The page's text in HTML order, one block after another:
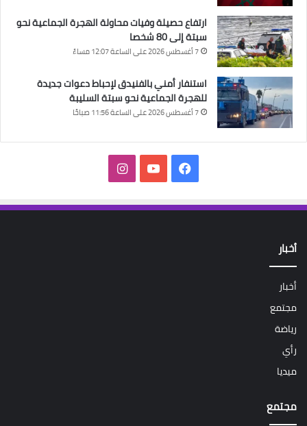
ارتفاع حصيلة وفيات محاولة الهجرة الجماعية نحو
سبتة إلى 80 شخصا
7 أغسطس 2026 على الساعة 12:07 مساءً
استنفار أمني بالفنيدق لإحباط دعوات جديدة
للهجرة الجماعية نحو سبتة السليبة
7 أغسطس 2026 على الساعة 11:56 صباحًا
فيسبوك‫YouTubeانستقرام
أخبار
أخبار
مجتمع
رياضة
رأي
ميديا
مجتمع